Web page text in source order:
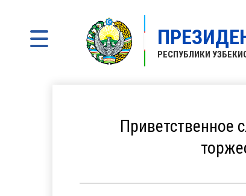
РЕСПУБЛИКИ
Приветственное